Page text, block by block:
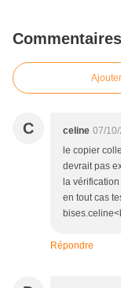
Commentaires
C celine 07/
le copier
devrait pas
la
en tout cas
Répondre